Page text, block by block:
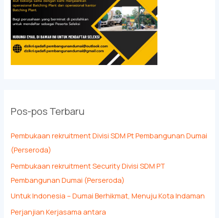
Pos-pos Terbaru
Pembukaan rekruitment Divisi SDM Pt Pembangunan Dumai
(Perseroda)
Pembukaan rekruitment Security Divisi SDM PT
Pembangunan Dumai (Perseroda)
Untuk Indonesia – Dumai Berhikmat, Menuju Kota Indaman
Perjanjian Kerjasama antara